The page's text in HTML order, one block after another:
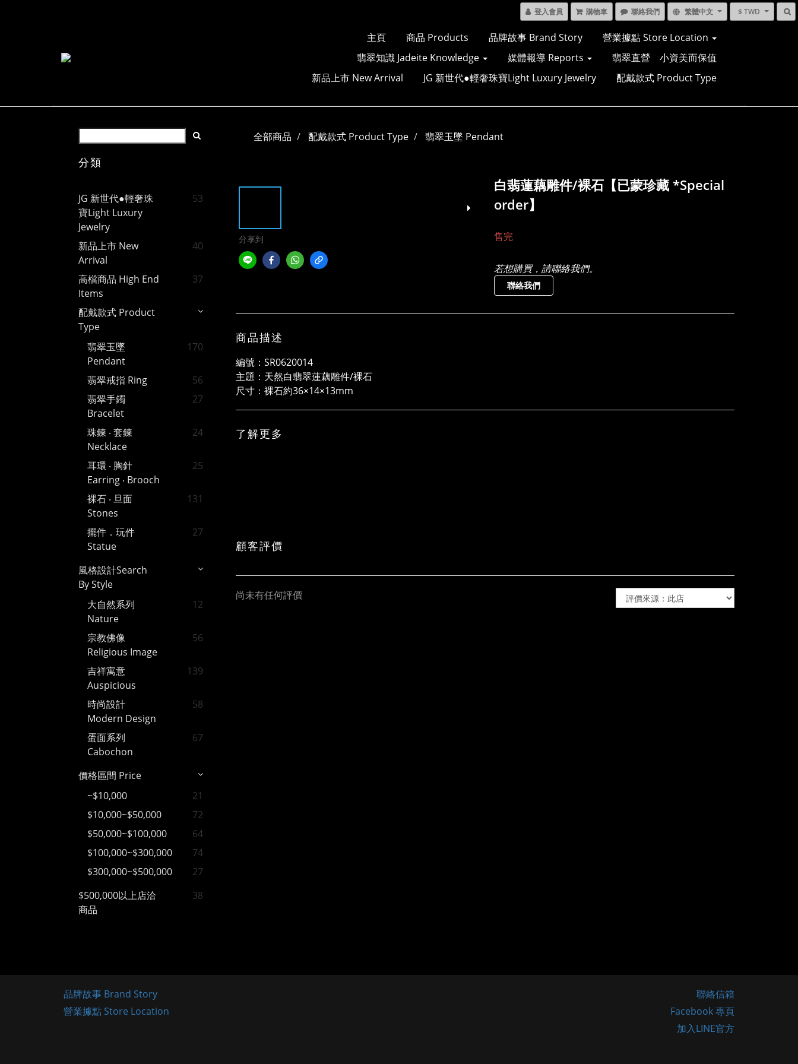
登入會員 購物車 聯絡我們 繁體中文 $ TWD
主頁 商品 Products 品牌故事 Brand Story
營業據點 Store Location
翡翠知識 Jadeite Knowledge
媒體報導 Reports
翡翠直營 小資美而保值
新品上市 New Arrival
JG 新世代●輕奢珠寶Light Luxury Jewelry 配戴款式 Product Type
分類
JG 新世代●輕奢珠
寶Light Luxury
Jewelry
53
新品上市 New
Arrival
40
高檔商品 High End
Items
37
配戴款式 Product
Type
翡翠玉墜
Pendant
170
翡翠戒指 Ring
56
翡翠手鐲
Bracelet
27
珠鍊 ‧ 套鍊
Necklace
24
耳環 ‧ 胸針
Earring ‧ Brooch
25
裸石 ‧ 旦面
Stones
131
擺件．玩件
Statue
27
風格設計Search
By Style
大自然系列
Nature
12
宗教佛像
Religious Image
56
吉祥寓意
Auspicious
139
時尚設計
Modern Design
58
蛋面系列
Cabochon
67
價格區間 Price
~$10,000
21
$10,000~$50,000
72
$50,000~$100,000
64
$100,000~$300,000
74
$300,000~$500,000
27
$500,000以上店洽
商品
38
全部商品 配戴款式 Product Type 翡翠玉墜 Pendant
分享到
白翡蓮藕雕件/裸石【已蒙珍藏 *Special
order】
售完
若想購買，請聯絡我們。
聯絡我們
商品描述
編號：SR0620014
主題：天然白翡翠蓮藕雕件/裸石
尺寸：裸石約36×14×13mm
了解更多
顧客評價
尚未有任何評價
品牌故事 Brand Story
營業據點 Store Location
聯絡信箱
Facebook 專頁
加入LINE官方